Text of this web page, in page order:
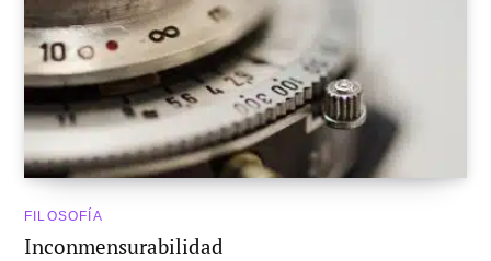
FILOSOFÍA
Inconmensurabilidad